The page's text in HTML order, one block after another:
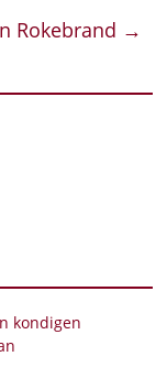
Rokebrand →
kondigen